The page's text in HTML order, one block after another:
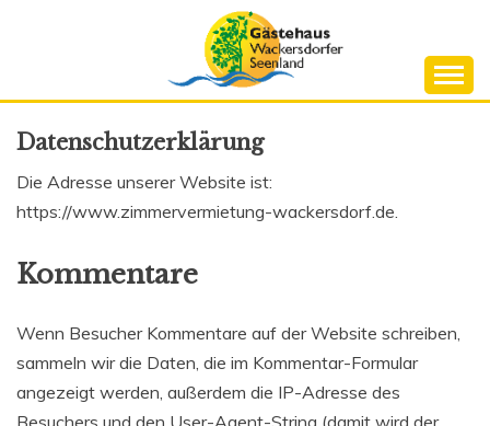
WACKERSDORF
Monteurzimmer Fremdenzimmer Vermietung Gäste
Datenschutzerklärung
Die Adresse unserer Website ist:
https://www.zimmervermietung-wackersdorf.de.
Kommentare
Wenn Besucher Kommentare auf der Website schreiben,
sammeln wir die Daten, die im Kommentar-Formular
angezeigt werden, außerdem die IP-Adresse des
Besuchers und den User-Agent-String (damit wird der